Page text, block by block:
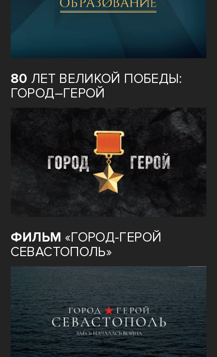
80 ЛЕТ ВЕЛИКОЙ ПОБЕДЫ:
ГОРОД–ГЕРОЙ
ФИЛЬМ «ГОРОД-ГЕРОЙ
СЕВАСТОПОЛЬ»